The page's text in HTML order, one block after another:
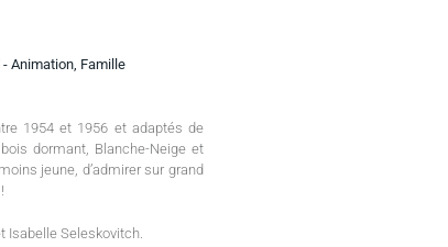
- Animation, Famille
1954 et 1956 et adaptés de
dormant, Blanche-Neige et
jeune, d’admirer sur grand
Isabelle Seleskovitch.